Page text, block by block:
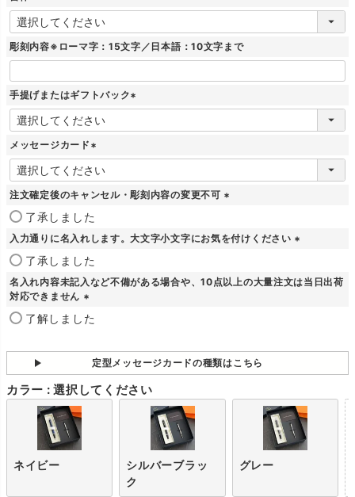
(
必
須
彫刻内容※ローマ字：15文字／日本語：10文字まで
手提げまたはギフトバック
(
メッセージカード
(
必
須
注文確定後のキャンセル・彫刻内容の変更不可
須
了承しました
入力通りに名入れします。大文字小文字にお気を付けください
須
了承しました
名入れ内容未記入など不備がある場合や、10点以上の大量注文は当日出荷
対応できません
(
必
)
了解しました
定型メッセージカードの種類はこちら
カラー 選択してください
ネイビー
シルバーブラッ
ク
グレー